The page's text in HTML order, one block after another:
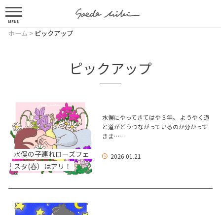
MENU
ホーム > ピックアップ
ピックアップ
水俣の子連れローズフェ
スタ(春）はアリ！
水俣にやってきてはや３年。 ようやく道
と道がどうつながっているのか分かって
きま……
2026.01.21